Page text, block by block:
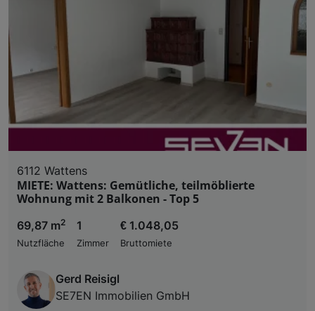
6112 Wattens
MIETE: Wattens: Gemütliche, teilmöblierte
Wohnung mit 2 Balkonen - Top 5
69,87 m2
Nutzfläche
1
Zimmer
€ 1.048,05
Bruttomiete
Gerd Reisigl
SE7EN Immobilien GmbH
und der Performance von Inhalten,
Liste der Partner (Lieferanten)